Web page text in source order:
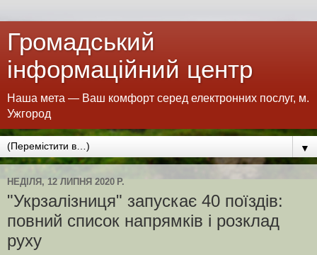
Громадський
інформаційний центр
Наша мета — Ваш комфорт серед електронних послуг, м.
Ужгород
▼
НЕДІЛЯ, 12 ЛИПНЯ 2020 Р.
"Укрзалізниця" запускає 40 поїздів:
повний список напрямків і розклад
руху